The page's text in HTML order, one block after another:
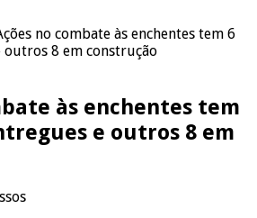
no combate às enchentes tem 6
outros 8 em construção
às enchentes tem
e outros 8 em